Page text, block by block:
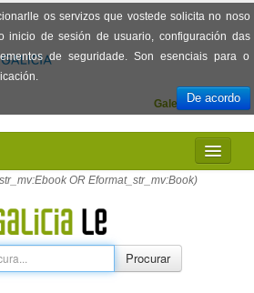
os servizos que vostede solicita no noso
inicio de sesión de usuario, configuración das
de seguridade. Son esenciais para o
De acordo
Español
Galego
OR Eformat_str_mv:Book)
Procurar